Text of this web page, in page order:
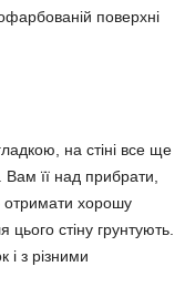
поверхні
на стіні все ще
Вам її над прибрати,
отримати хорошу
стіну грунтують.
і з різними